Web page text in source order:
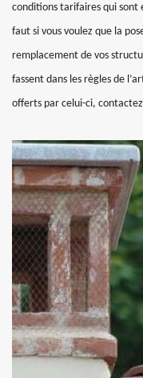
conditions tarifaires qui sont
faut si vous voulez que la
remplacement de vos
fassent dans les règles de
offerts par celui-ci,